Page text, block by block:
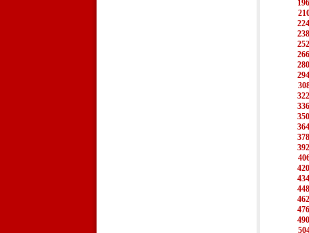
196
224
238
252
266
280
294
322
336
350
364
378
392
420
434
448
462
476
490